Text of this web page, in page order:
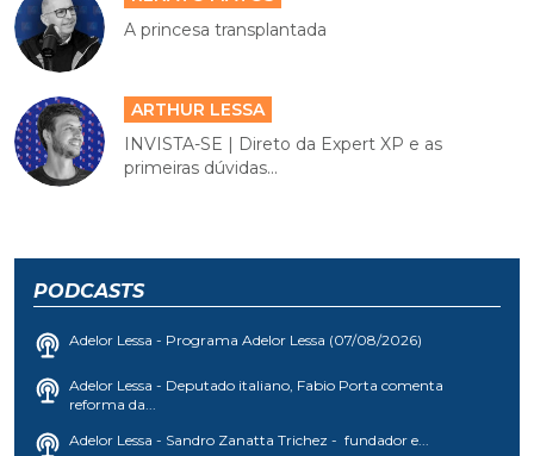
A princesa transplantada
ARTHUR LESSA
INVISTA-SE | Direto da Expert XP e as
primeiras dúvidas...
PODCASTS
Adelor Lessa - Programa Adelor Lessa (07/08/2026)
Adelor Lessa - Deputado italiano, Fabio Porta comenta
reforma da...
Adelor Lessa - Sandro Zanatta Trichez - fundador e...